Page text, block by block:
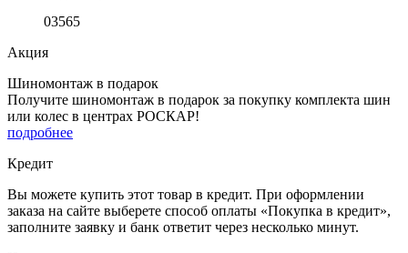
03565
Акция
Шиномонтаж в подарок
Получите шиномонтаж в подарок за покупку комплекта шин
или колес в центрах РОСКАР!
подробнее
Кредит
Вы можете купить этот товар в кредит. При оформлении
заказа на сайте выберете способ оплаты «Покупка в кредит»,
заполните заявку и банк ответит через несколько минут.